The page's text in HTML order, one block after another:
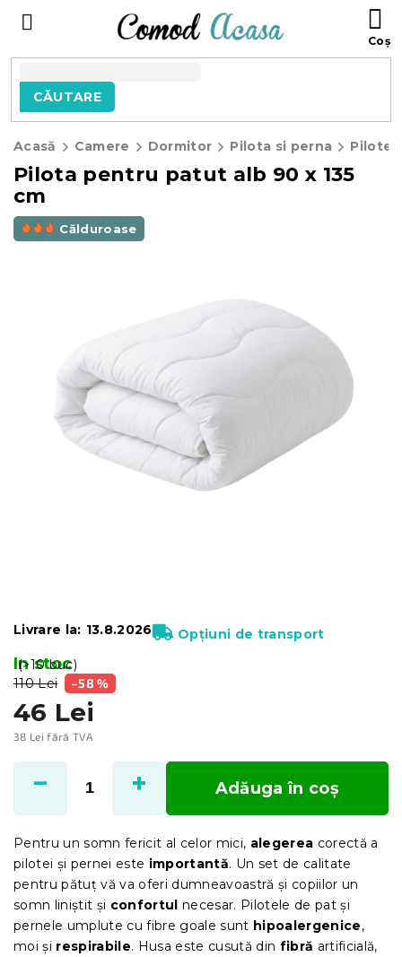
CĂUTARE
Acasă Camere Dormitor Pilota si perna Pilote
Pilota pentru patut alb 90 x 135
cm
Călduroase
110 Lei –58 %
46 Lei
38 Lei fără TVA
preţ:
In stoc
(>10 buc)
Livrare la: 13.8.2026 Opțiuni de transport
Adăuga în coş
Pentru un somn fericit al celor mici, alegerea corectă a
pilotei și pernei este importantă. Un set de calitate
pentru pătuț vă va oferi dumneavoastră și copiilor un
somn liniștit și confortul necesar. Pilotele de pat și
pernele umplute cu fibre goale sunt hipoalergenice,
moi și respirabile. Husa este cusută din fibră artificială,